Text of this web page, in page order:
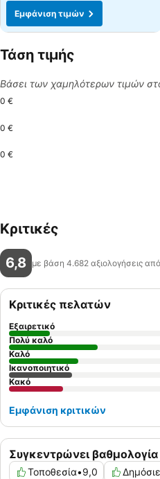
Εμφάνιση τιμών
Τάση τιμής
Βάσει των χαμηλότερων τιμών
0 €
0 €
0 €
Κριτικές
6,8 με βάση 4.682 αξιολογήσεις
Συγκεντρώνει
Τοποθεσία•9,0
Κριτικές πελατών
Εξαιρετικό
Πολύ καλό
Καλό
Ικανοποιητικό
Κακό
Εμφάνιση κριτικών